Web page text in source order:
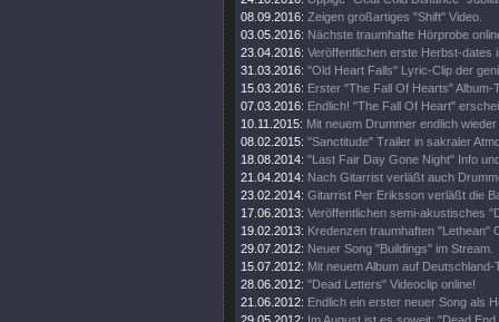
08.09.2016: Zeigen großartiges "Shift" Video.
03.05.2016: Nächste traumhafte Hörprobe
23.04.2016: Veröffentlichen erste Herbst-dates
31.03.2016: "Old Heart Falls" Lyric-Clip der
15.03.2016: Erster "The Fall Of Hearts" Album-
07.03.2016: Endlich! "The Fall Of Heart"
10.11.2015: Mit neuem Drummer endlich
08.02.2015: "Sanctitude" Trailer in sakraler
18.08.2014: "Last Fair Day Gone Night" Info
21.04.2014: Nach Gitarrist verläßt auch
23.02.2014: Gitarrist Per Eriksson verläßt die
17.06.2013: Veröffentlichen semi-akustisches
19.02.2013: Kredenzen traumhaften "Lethean"
29.07.2012: Neuer Song "Buildings" im Stream.
15.07.2012: Mit neuem Album auf Deutschland-
28.06.2012: "Dead Letters" Videoclip online!
21.06.2012: Endlich ein erster neuer Song als